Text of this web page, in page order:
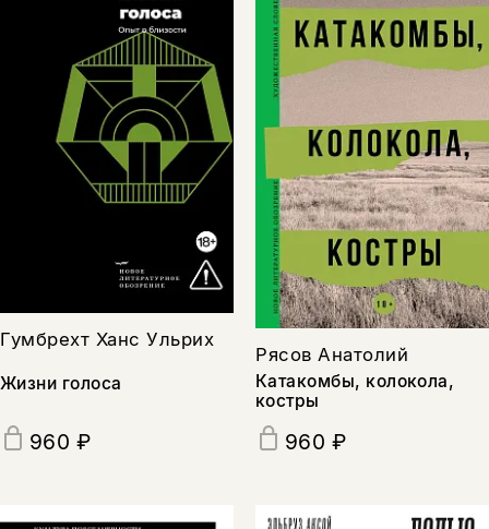
Гумбрехт Ханс Ульрих
Жизни голоса
960 ₽
Рясов Анатолий
Катакомбы, колокола,
костры
960 ₽